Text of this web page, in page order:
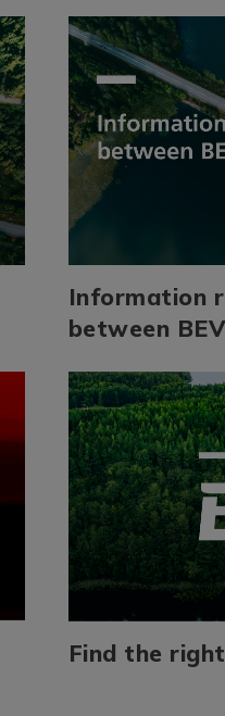
Information
between
Find the